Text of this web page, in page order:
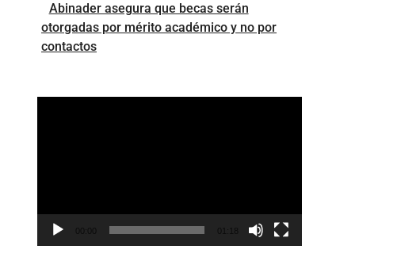
Abinader asegura que becas serán
otorgadas por mérito académico y no por
contactos
00:00 01:18